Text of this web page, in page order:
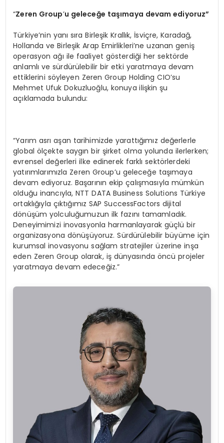
“Zeren Group’u geleceğe taşımaya devam ediyoruz”
Türkiye’nin yanı sıra Birleşik Krallık, İsviçre, Karadağ,
Hollanda ve Birleşik Arap Emirlikleri’ne uzanan geniş
operasyon ağı ile faaliyet gösterdiği her sektörde
anlamlı ve sürdürülebilir bir etki yaratmaya devam
ettiklerini söyleyen Zeren Group Holding CIO’su
Mehmet Ufuk Dokuzluoğlu, konuya ilişkin şu
açıklamada bulundu:
“Yarım asrı aşan tarihimizde yarattığımız değerlerle
global ölçekte saygın bir şirket olma yolunda ilerlerken;
evrensel değerleri ilke edinerek farklı sektörlerdeki
yatırımlarımızla Zeren Group’u geleceğe taşımaya
devam ediyoruz. Başarının ekip çalışmasıyla mümkün
olduğu inancıyla, NTT DATA Business Solutions Türkiye
ortaklığıyla çıktığımız SAP SuccessFactors dijital
dönüşüm yolculuğumuzun ilk fazını tamamladık.
Deneyimimizi inovasyonla harmanlayarak güçlü bir
organizasyona dönüşüyoruz. Sürdürülebilir büyüme için
kurumsal inovasyonu sağlam stratejiler üzerine inşa
eden Zeren Group olarak, iş dünyasında öncü projeler
yaratmaya devam edeceğiz.”